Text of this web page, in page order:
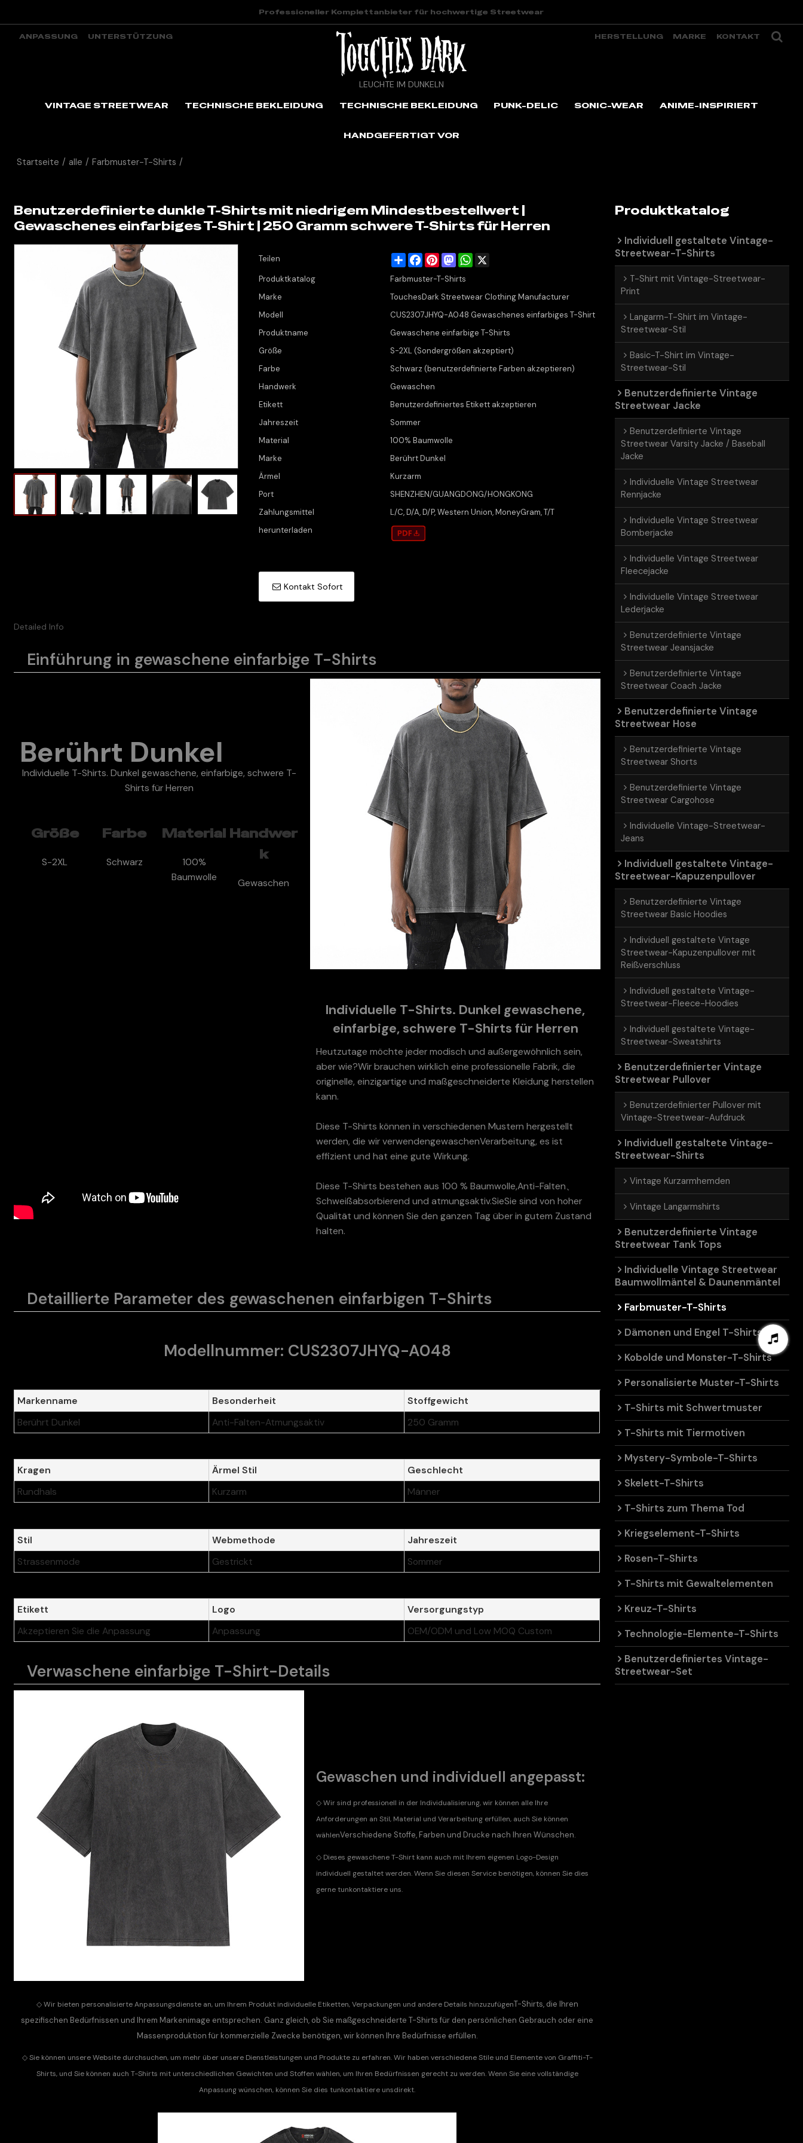
Professioneller Komplettanbieter für hochwertige Streetwear
ANPASSUNG UNTERSTÜTZUNG HERSTELLUNG MARKE KONTAKT
LEUCHTE IM DUNKELN
VINTAGE STREETWEAR
TECHNISCHE BEKLEIDUNG TECHNISCHE BEKLEIDUNG PUNK-DELIC SONIC-WEAR ANIME-INSPIRIERT
HANDGEFERTIGT VOR
Startseite / alle / Farbmuster-T-Shirts /
Benutzerdefinierte dunkle T-Shirts mit niedrigem Mindestbestellwert |
Gewaschenes einfarbiges T-Shirt | 250 Gramm schwere T-Shirts für Herren
Teilen ShareFacebook
PinterestMastodonWhatsApp
Produktkatalog
Farbmuster-T-Shirts
Marke
TouchesDark Streetwear Clothing Manufacturer
Modell
CUS2307JHYQ-A048 Gewaschenes einfarbiges T-Shirt
Produktname
Gewaschene einfarbige T-Shirts
Größe
S-2XL (Sondergrößen akzeptiert)
Farbe
Schwarz (benutzerdefinierte Farben akzeptieren)
Handwerk
Gewaschen
Etikett
Benutzerdefiniertes Etikett akzeptieren
Jahreszeit
Sommer
Material
100% Baumwolle
Marke
Berührt Dunkel
Ärmel
Kurzarm
Port
SHENZHEN/GUANGDONG/HONGKONG
Zahlungsmittel
L/C, D/A, D/P, Western Union, MoneyGram, T/T
herunterladen
Kontakt Sofort
Detailed Info
Einführung in gewaschene einfarbige T-Shirts
Berührt Dunkel
Individuelle T-Shirts. Dunkel gewaschene, einfarbige, schwere T-
Shirts für Herren
Größe
S-2XL
Farbe
Schwarz
Material
100%
Baumwolle
Handwer
k
Gewaschen
Individuelle T-Shirts. Dunkel gewaschene,
einfarbige, schwere T-Shirts für Herren
Heutzutage möchte jeder modisch und außergewöhnlich sein,
aber wie?Wir brauchen wirklich eine professionelle Fabrik, die
originelle, einzigartige und maßgeschneiderte Kleidung herstellen
kann.
Diese T-Shirts können in verschiedenen Mustern hergestellt
werden, die wir verwendengewaschenVerarbeitung, es ist
effizient und hat eine gute Wirkung.
Diese T-Shirts bestehen aus 100 % Baumwolle,Anti-Falten、
Schweißabsorbierend und atmungsaktiv.SieSie sind von hoher
Qualität und können Sie den ganzen Tag über in gutem Zustand
halten.
Detaillierte Parameter des gewaschenen einfarbigen T-Shirts
Modellnummer: CUS2307JHYQ-A048
Markenname Besonderheit
Stoffgewicht
Berührt Dunkel
Anti-Falten-Atmungsaktiv 250 Gramm
Kragen Ärmel Stil
Geschlecht
Rundhals
Kurzarm Männer
Stil Webmethode
Jahreszeit
Strassenmode
Gestrickt Sommer
Etikett Logo
Versorgungstyp
Akzeptieren Sie die Anpassung
Anpassung OEM/ODM und Low MOQ Custom
Verwaschene einfarbige T-Shirt-Details
Gewaschen und individuell angepasst:
◇ Wir sind professionell in der Individualisierung, wir können alle Ihre
Anforderungen an Stil, Material und Verarbeitung erfüllen, auch Sie können
wählenVerschiedene Stoffe, Farben und Drucke nach Ihren Wünschen.
◇ Dieses gewaschene T-Shirt kann auch mit Ihrem eigenen Logo-Design
individuell gestaltet werden. Wenn Sie diesen Service benötigen, können Sie dies
gerne tunkontaktiere uns.
◇Wir bieten personalisierte Anpassungsdienste an, um Ihrem Produkt individuelle Etiketten, Verpackungen und andere Details hinzuzufügenT-Shirts, die Ihren
spezifischen Bedürfnissen und Ihrem Markenimage entsprechen. Ganz gleich, ob Sie maßgeschneiderte T-Shirts für den persönlichen Gebrauch oder eine
Massenproduktion für kommerzielle Zwecke benötigen, wir können Ihre Bedürfnisse erfüllen.
◇Sie können unsere Website durchsuchen, um mehr über unsere Dienstleistungen und Produkte zu erfahren. Wir haben verschiedene Stile und Elemente von Graffiti-T-
Shirts, und Sie können auch T-Shirts mit unterschiedlichen Gewichten und Stoffen wählen, um Ihren Bedürfnissen gerecht zu werden. Wenn Sie eine vollständige
Anpassung wünschen, können Sie dies tunkontaktiere unsdirekt.
Produktkatalog
Individuell gestaltete Vintage-
Streetwear-T-Shirts
T-Shirt mit Vintage-Streetwear-
Print
Langarm-T-Shirt im Vintage-
Streetwear-Stil
Basic-T-Shirt im Vintage-
Streetwear-Stil
Benutzerdefinierte Vintage
Streetwear Jacke
Benutzerdefinierte Vintage
Streetwear Varsity Jacke / Baseball
Jacke
Individuelle Vintage Streetwear
Rennjacke
Individuelle Vintage Streetwear
Bomberjacke
Individuelle Vintage Streetwear
Fleecejacke
Individuelle Vintage Streetwear
Lederjacke
Benutzerdefinierte Vintage
Streetwear Jeansjacke
Benutzerdefinierte Vintage
Streetwear Coach Jacke
Benutzerdefinierte Vintage
Streetwear Hose
Benutzerdefinierte Vintage
Streetwear Shorts
Benutzerdefinierte Vintage
Streetwear Cargohose
Individuelle Vintage-Streetwear-
Jeans
Individuell gestaltete Vintage-
Streetwear-Kapuzenpullover
Benutzerdefinierte Vintage
Streetwear Basic Hoodies
Individuell gestaltete Vintage
Streetwear-Kapuzenpullover mit
Reißverschluss
Individuell gestaltete Vintage-
Streetwear-Fleece-Hoodies
Individuell gestaltete Vintage-
Streetwear-Sweatshirts
Benutzerdefinierter Vintage
Streetwear Pullover
Benutzerdefinierter Pullover mit
Vintage-Streetwear-Aufdruck
Individuell gestaltete Vintage-
Streetwear-Shirts
Vintage Kurzarmhemden
Vintage Langarmshirts
Benutzerdefinierte Vintage
Streetwear Tank Tops
Individuelle Vintage Streetwear
Baumwollmäntel & Daunenmäntel
Farbmuster-T-Shirts
Dämonen und Engel T-Shirts
Kobolde und Monster-T-Shirts
Personalisierte Muster-T-Shirts
T-Shirts mit Schwertmuster
T-Shirts mit Tiermotiven
Mystery-Symbole-T-Shirts
Skelett-T-Shirts
T-Shirts zum Thema Tod
Kriegselement-T-Shirts
Rosen-T-Shirts
T-Shirts mit Gewaltelementen
Kreuz-T-Shirts
Technologie-Elemente-T-Shirts
Benutzerdefiniertes Vintage-
Streetwear-Set